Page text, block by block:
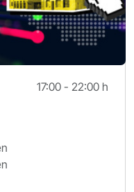
17:00 - 22:00 h